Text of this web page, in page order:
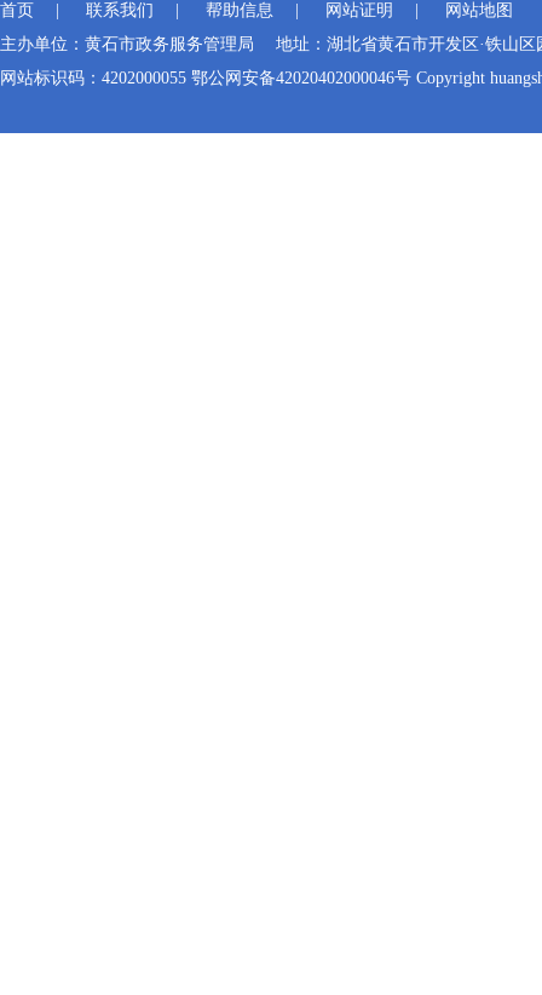
首页 联系我们 帮助信息 网站证明
网站地图
主办单位：黄石市政务服务管理局 地址：湖北省黄石市开发区·铁山
网站标识码：4202000055 鄂公网安备42020402000046号 Copyright